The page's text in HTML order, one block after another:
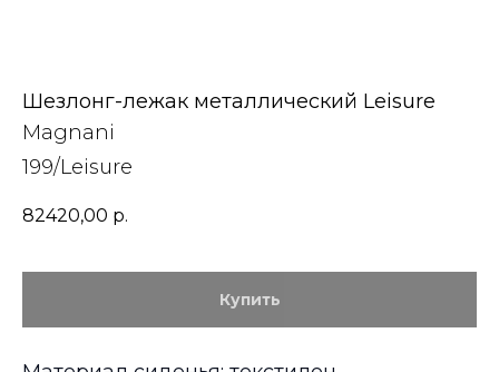
Шезлонг-лежак металлический Leisure
Magnani
199/Leisure
82420,00 р.
Купить